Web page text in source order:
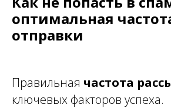
оптимальная
отправки
Правильная частота
ключевых факторов успеха.